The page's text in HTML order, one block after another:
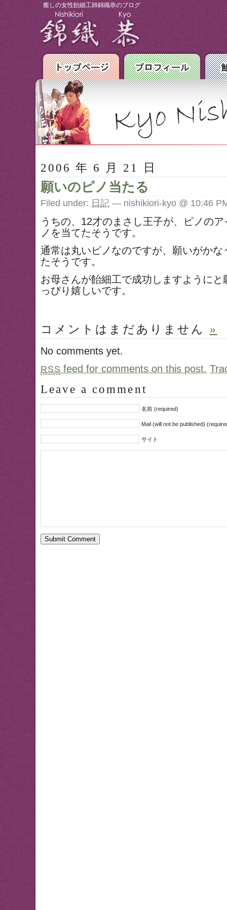
癒しの女性飴細工師錦織恭のブログ
2006 年 6 月 21 日
願いのピノ当たる
Filed under: 日記 — nishikiori-kyo @ 10:46
うちの、12才のまさし王子が、ピノの
ノを当てたそうです。
通常は丸いピノなのですが、願いがか
たそうです。
お母さんが飴細工で成功しますように
っぴり嬉しいです。
コメントはまだありません »
No comments yet.
RSS feed for comments on this post.
Leave a comment
名前 (required)
Mail (will not be published)
サイト